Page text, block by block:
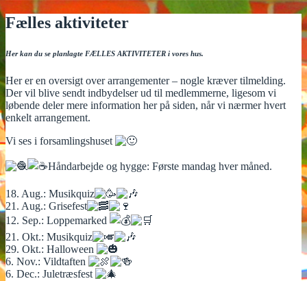
Fælles aktiviteter
Her kan du se planlagte FÆLLES AKTIVITETER i vores hus.
Her er en oversigt over arrangementer – nogle kræver tilmelding.
Der vil blive sendt indbydelser ud til medlemmerne, ligesom vi
løbende deler mere information her på siden, når vi nærmer hvert
enkelt arrangement.
Vi ses i forsamlingshuset
Håndarbejde og hygge: Første mandag hver måned.
18. Aug.: Musikquiz
21. Aug.: Grisefest
12. Sep.: Loppemarked
21. Okt.: Musikquiz
29. Okt.: Halloween
6. Nov.: Vildtaften
6. Dec.: Juletræsfest